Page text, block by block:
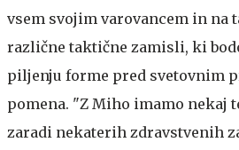
vsem svojim varovancem in na
različne taktične zamisli, ki
piljenju forme pred svetovnim
pomena. "Z Miho imamo nekaj
zaradi nekaterih zdravstvenih